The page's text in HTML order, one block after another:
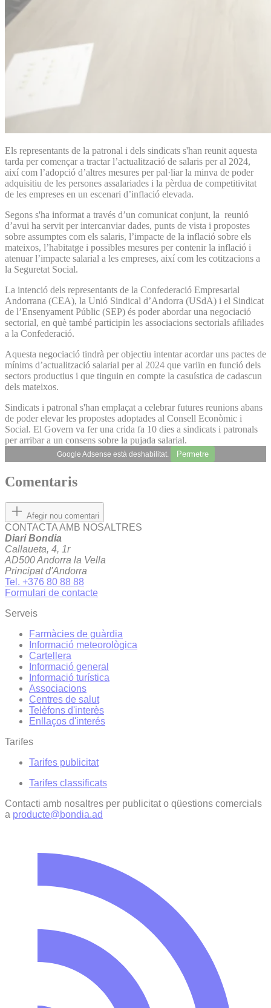
Els representants de la patronal i dels sindicats s'han reunit aquesta
tarda per començar a tractar l’actualització de salaris per al 2024,
així com l’adopció d’altres mesures per pal·liar la minva de poder
adquisitiu de les persones assalariades i la pèrdua de competitivitat
de les empreses en un escenari d’inflació elevada.
Segons s'ha informat a través d’un comunicat conjunt, la reunió
d’avui ha servit per intercanviar dades, punts de vista i propostes
sobre assumptes com els salaris, l’impacte de la inflació sobre els
mateixos, l’habitatge i possibles mesures per contenir la inflació i
atenuar l’impacte salarial a les empreses, així com les cotitzacions a
la Seguretat Social.
La intenció dels representants de la Confederació Empresarial
Andorrana (CEA), la Unió Sindical d’Andorra (USdA) i el Sindicat
de l’Ensenyament Públic (SEP) és poder abordar una negociació
sectorial, en què també participin les associacions sectorials afiliades
a la Confederació.
Aquesta negociació tindrà per objectiu intentar acordar uns pactes de
mínims d’actualització salarial per al 2024 que variïn en funció dels
sectors productius i que tinguin en compte la casuística de cadascun
dels mateixos.
Sindicats i patronal s'han emplaçat a celebrar futures reunions abans
de poder elevar les propostes adoptades al Consell Econòmic i
Social. El Govern va fer una crida fa 10 dies a sindicats i patronals
per arribar a un consens sobre la pujada salarial.
Google Adsense està deshabilitat. Permetre
Comentaris
Afegir nou comentari
CONTACTA AMB NOSALTRES
Diari Bondia
Callaueta, 4, 1r
AD500 Andorra la Vella
Principat d'Andorra
Tel. +376 80 88 88
Formulari de contacte
Serveis
Farmàcies de guàrdia
Informació meteorològica
Cartellera
Informació general
Informació turística
Associacions
Centres de salut
Telèfons d'interès
Enllaços d'interés
Tarifes
Tarifes publicitat
Tarifes classificats
Contacti amb nosaltres per publicitat o qüestions comercials
a producte@bondia.ad